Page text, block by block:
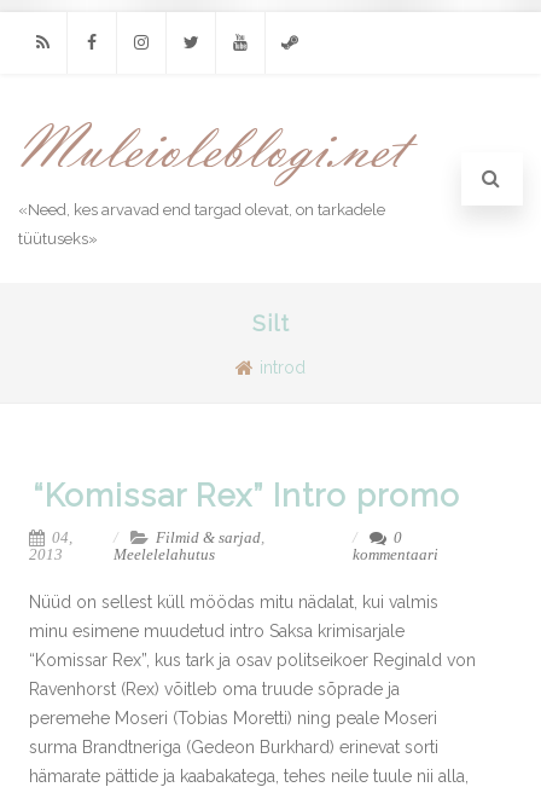
«Need, kes arvavad end targad olevat, on tarkadele
tüütuseks»
Silt
introd
“Komissar Rex” Intro promo
04,
2013
Filmid & sarjad,
Meelelelahutus
0
kommentaari
Nüüd on sellest küll möödas mitu nädalat, kui valmis
minu esimene muudetud intro Saksa krimisarjale
“Komissar Rex”, kus tark ja osav politseikoer Reginald von
Ravenhorst (Rex) võitleb oma truude sõprade ja
peremehe Moseri (Tobias Moretti) ning peale Moseri
surma Brandtneriga (Gedeon Burkhard) erinevat sorti
hämarate pättide ja kaabakatega, tehes neile tuule nii alla,